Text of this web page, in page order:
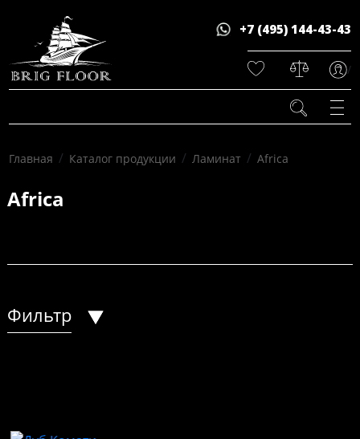
+7 (495) 144-43-43
/
Главная / Каталог продукции / Ламинат / Africa
Africa
Фильтр